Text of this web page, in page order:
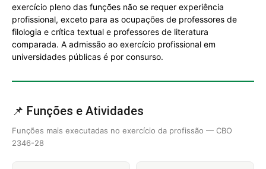
exercício pleno das funções não se requer experiência
profissional, exceto para as ocupações de professores de
filologia e crítica textual e professores de literatura
comparada. A admissão ao exercício profissional em
universidades públicas é por consurso.
📌 Funções e Atividades
Funções mais executadas no exercício da profissão — CBO
2346-28